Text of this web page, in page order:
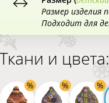
Размер изделия
Подходит для
Ткани и цвета: